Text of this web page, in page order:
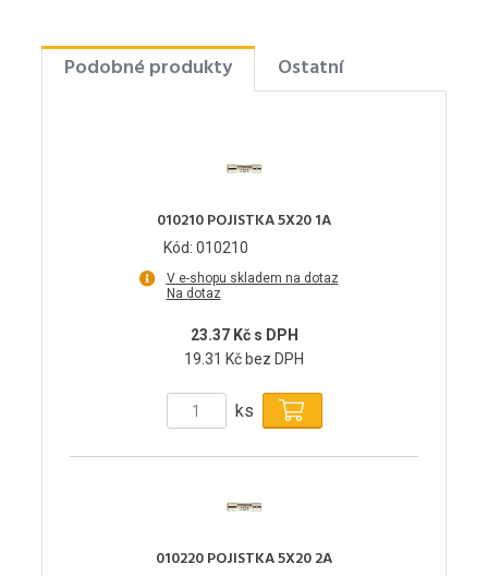
Podobné produkty Ostatní
010210 POJISTKA 5X20 1A
Kód: 010210
V e-shopu skladem na dotaz
Na dotaz
23.37 Kč s DPH
19.31 Kč bez DPH
ks
010220 POJISTKA 5X20 2A